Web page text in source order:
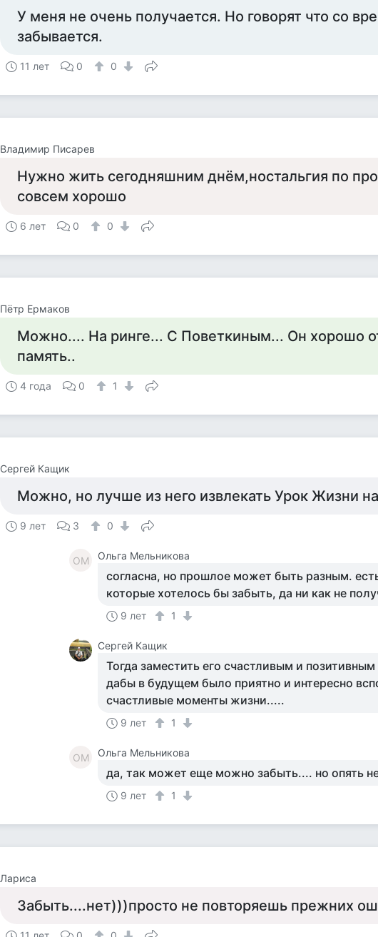
У меня не очень получается. Но говорят что со
забывается.
11 лет 0 0
Владимир Писарев
Нужно жить сегодняшним днём,ностальгия по
совсем хорошо
6 лет 0 0
Пётр Ермаков
Можно.... На ринге... С Поветкиным... Он хорошо
память..
4 года 0 1
Сергей Кащик
Можно, но лучше из него извлекать Урок Жизни
9 лет 3 0
ОМ Ольга Мельникова
согласна, но прошлое может быть разным.
которые хотелось бы забыть, да ни как не
9 лет 1
Сергей Кащик
Тогда заместить его счастливым и
дабы в будущем было приятно и интересно
счастливые моменты жизни.....
9 лет 1
ОМ Ольга Мельникова
да, так может еще можно забыть.... но опять
9 лет 1
Лариса
Забыть....нет)))просто не повторяешь прежних